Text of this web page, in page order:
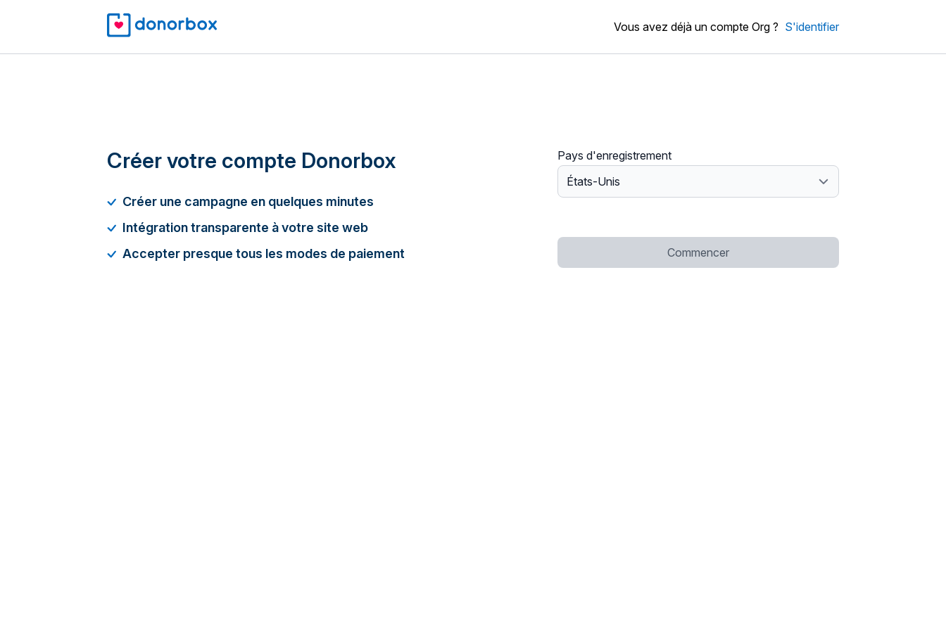
Vous avez déjà un compte Org ? S'identifier
Créer votre compte Donorbox
Créer une campagne en quelques minutes
Intégration transparente à votre site web
Accepter presque tous les modes de paiement
Pays d'enregistrement
Commencer